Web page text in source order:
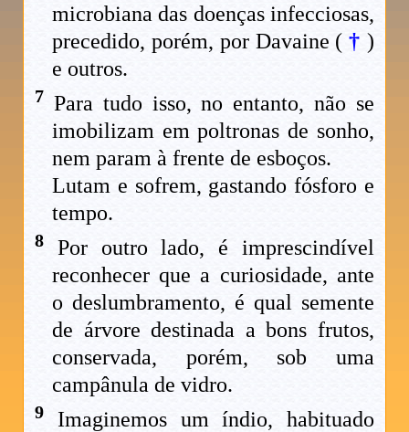
microbiana das doenças infecciosas,
precedido, porém, por Davaine ( † )
e outros.
7 Para tudo isso, no entanto, não se
imobilizam em poltronas de sonho,
nem param à frente de esboços.
Lutam e sofrem, gastando fósforo e
tempo.
8 Por outro lado, é imprescindível
reconhecer que a curiosidade, ante
o deslumbramento, é qual semente
de árvore destinada a bons frutos,
conservada, porém, sob uma
campânula de vidro.
9 Imaginemos um índio, habituado